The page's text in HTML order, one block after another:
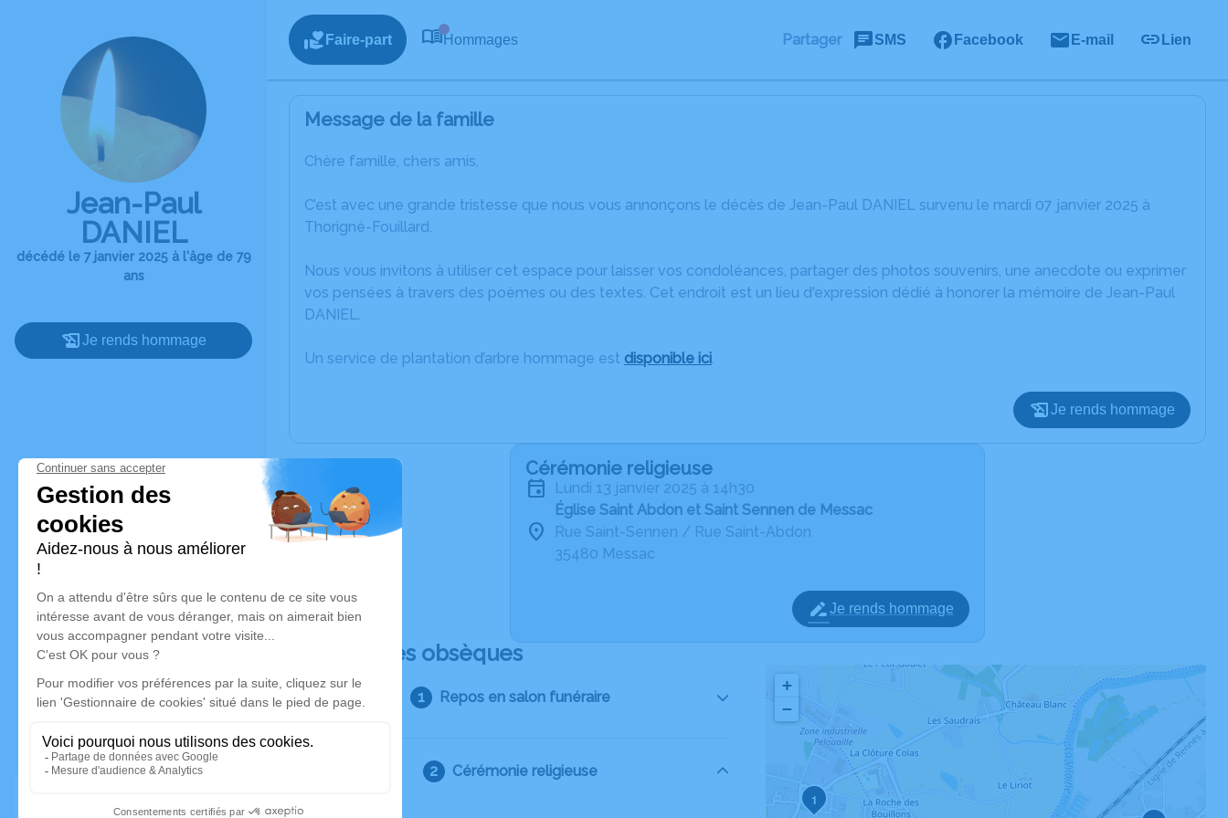
Jean-Paul
DANIEL
décédé le 7 janvier 2025 à l'âge de 79
ans
Je rends hommage
Faire-part Hommages Partager SMS Facebook E-mail Lien
Message de la famille
Chère famille, chers amis,
C’est avec une grande tristesse que nous vous annonçons le décès de Jean-Paul DANIEL survenu le mardi 07 janvier 2025 à
Thorigné-Fouillard.
Nous vous invitons à utiliser cet espace pour laisser vos condoléances, partager des photos souvenirs, une anecdote ou exprimer
vos pensées à travers des poèmes ou des textes. Cet endroit est un lieu d'expression dédié à honorer la mémoire de Jean-Paul
DANIEL.
Un service de plantation d’arbre hommage est disponible ici.
Je rends hommage
Cérémonie religieuse
lundi 13 janvier 2025 à 14h30
Église Saint Abdon et Saint Sennen de Messac
Rue Saint-Sennen / Rue Saint-Abdon
35480 Messac
Je rends hommage
Déroulé des obsèques
Repos en salon funéraire
Cérémonie religieuse
1
+
−